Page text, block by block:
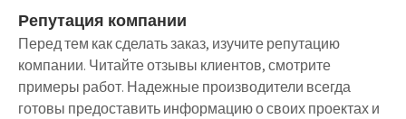
Репутация компании
Перед тем как сделать заказ, изучите репутацию
компании. Читайте отзывы клиентов, смотрите
примеры работ. Надежные производители всегда
готовы предоставить информацию о своих проектах и